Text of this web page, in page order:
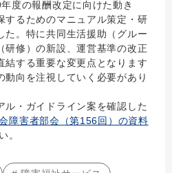
度の報酬改定に向けた動き
するためのマニュアル策定・研
た。特に共同生活援助（グルー
研修）の新設、運営基準の改正
結する重要な変更点となります
動向を注視していく必要があり
・ガイドライン案を確認した
障害者部会（第156回）の資料
。